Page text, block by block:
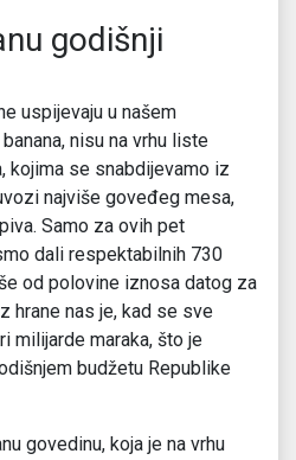
godišnji
uspijevaju u našem
nisu na vrhu liste
kojima se snabdijevamo iz
najviše goveđeg mesa,
Samo za ovih pet
dali respektabilnih 730
od polovine iznosa datog za
hrane nas je, kad se sve
milijarde maraka, što je
budžetu Republike
govedinu, koja je na vrhu